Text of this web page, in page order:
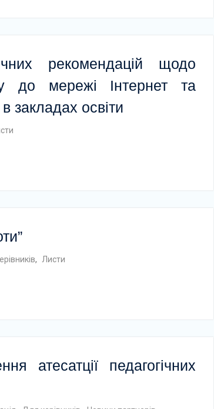
рекомендацій щодо
до мережі Інтернет та
закладах освіти
, Листи
атесатції педагогічних